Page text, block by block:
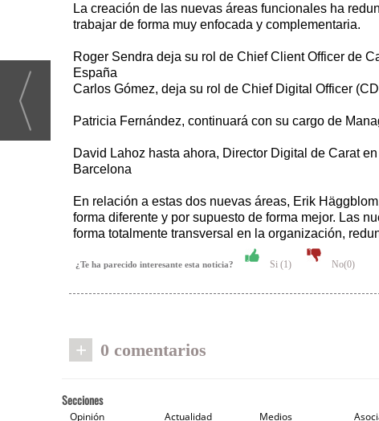
La creación de las nuevas áreas funcionales ha
trabajar de forma muy enfocada y complementaria.
Roger Sendra deja su rol de Chief Client Officer de
España
Carlos Gómez, deja su rol de Chief Digital Officer
Patricia Fernández, continuará con su cargo de
David Lahoz hasta ahora, Director Digital de Carat
Barcelona
En relación a estas dos nuevas áreas, Erik
forma diferente y por supuesto de forma mejor. Las
forma totalmente transversal en la organización,
¿Te ha parecido interesante esta noticia? Si (1) No(0)
+ 0 comentarios
Secciones
Opinión Actualidad Medios